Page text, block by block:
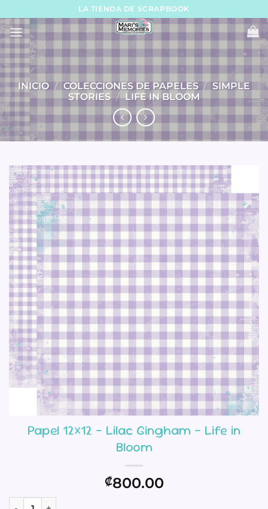
to
content
LA TIENDA DE SCRAPBOOK
INICIO / COLECCIONES DE PAPELES / SIMPLE
STORIES / LIFE IN BLOOM
Papel 12×12 – Lilac Gingham – Life in
Bloom
₡800.00
Papel 12x12 - Lilac Gingham - Life in Bloom cantidad